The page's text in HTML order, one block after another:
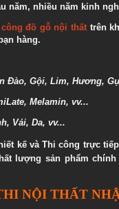
năm, nhiều năm kinh
đồ gỗ nội thấttrên
hàng.
Đào, Gội, Lim, Hương,
Melamin, vv...
Vải, Da, vv...
kế và Thi công trực
lượng sản phẩm
NỘI THẤT